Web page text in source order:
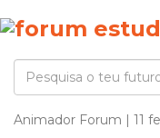
Animador Forum | 11